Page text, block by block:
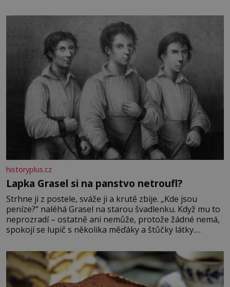
bez které si českou zahradu ani nedokážeme představit.
historyplus.cz
Lapka Grasel si na panstvo netroufl?
Strhne ji z postele, sváže ji a krutě zbije. „Kde jsou
peníze?“ naléhá Grasel na starou švadlenku. Když mu to
neprozradí – ostatně ani nemůže, protože žádné nemá,
spokojí se lupič s několika měďáky a štůčky látky.
krutý. Jeho činy budí hrůzu ještě dlouho po jeho smrti